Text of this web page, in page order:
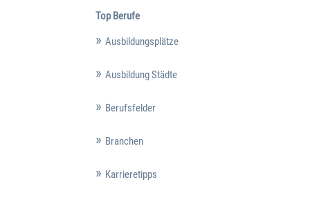
Top Berufe
Ausbildungsplätze
Ausbildung Städte
Berufsfelder
Branchen
Karrieretipps